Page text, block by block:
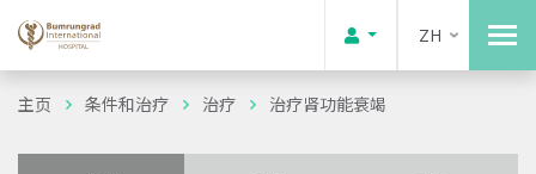
ZH
主页 条件和治疗 治疗 治疗肾功能衰竭